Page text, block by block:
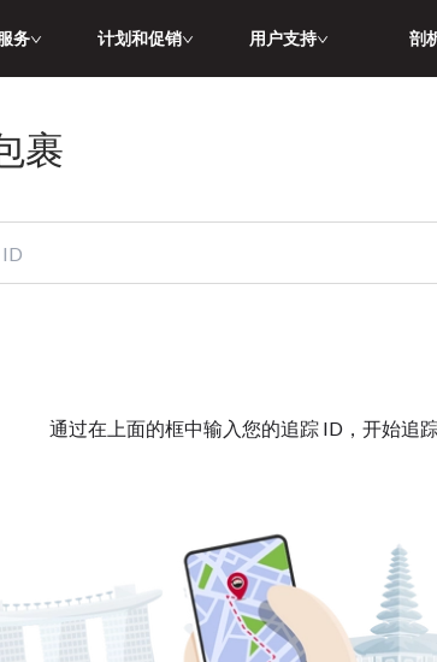
务 计划和促销 用户支持 剖
裹
通过在上面的框中输入您的追踪 ID，开始追踪